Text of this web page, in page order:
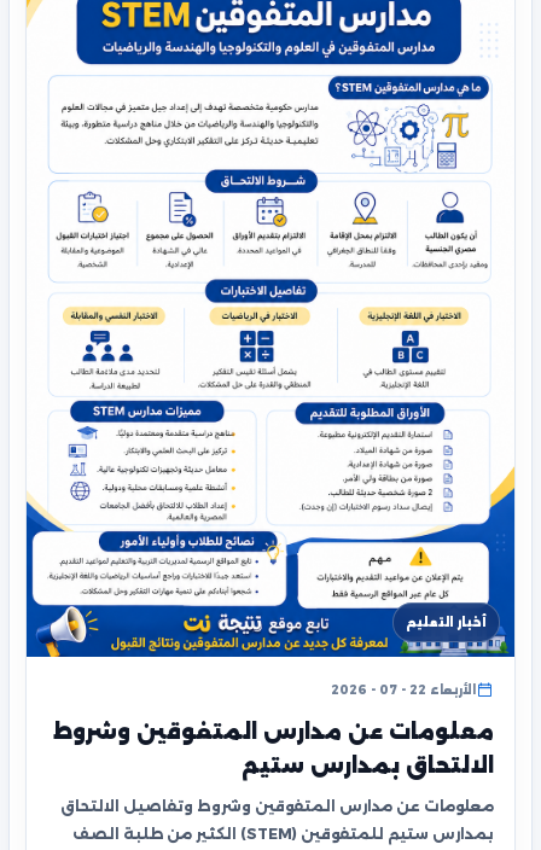
أخبار التعليم
الأربعاء 22 - 07 - 2026
معلومات عن مدارس المتفوقين وشروط
الالتحاق بمدارس ستيم
معلومات عن مدارس المتفوقين وشروط وتفاصيل الالتحاق
بمدارس ستيم للمتفوقين (STEM) الكثير من طلبة الصف